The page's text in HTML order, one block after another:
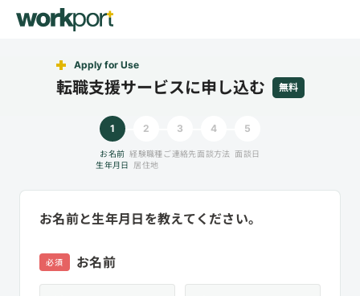
Apply for Use
転職支援サービスに申し込む 無料
1
お名前
生年月日
2
経験職種
居住地
3
ご連絡先
4
面談方法
5
面談日
お名前と生年月日を教えてください。
お名前
必須